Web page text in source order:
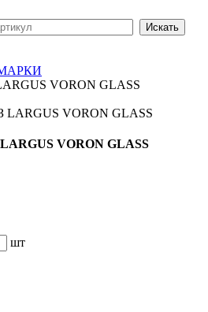
VORON GLASS
VORON GLASS
шт